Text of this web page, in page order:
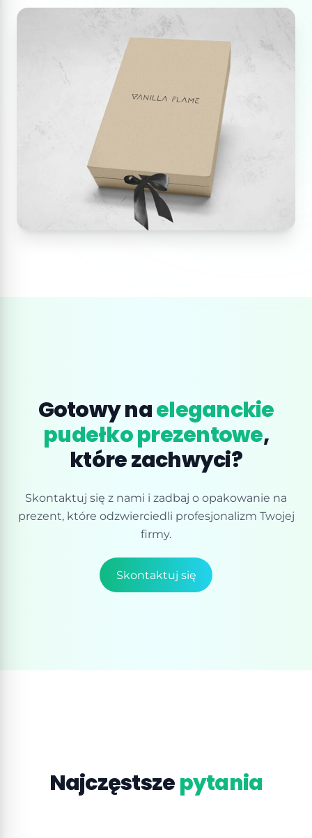
Gotowy naeleganckie
pudełko prezentowe,
które zachwyci?
Skontaktuj się z nami i zadbaj o opakowanie na
prezent, które odzwierciedli profesjonalizm Twojej
firmy.
Skontaktuj się
Najczęstszepytania